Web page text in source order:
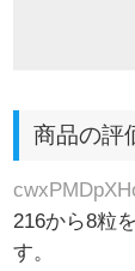
商品の評
216から8粒
す。